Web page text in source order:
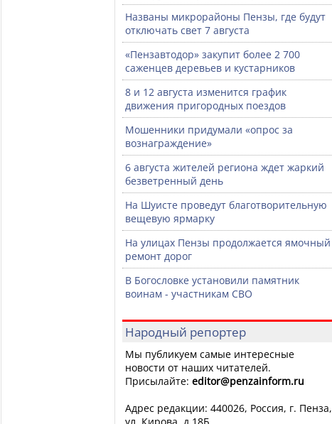
Названы микрорайоны Пензы, где будут
отключать свет 7 августа
«Пензавтодор» закупит более 2 700
саженцев деревьев и кустарников
8 и 12 августа изменится график
движения пригородных поездов
Мошенники придумали «опрос за
вознаграждение»
6 августа жителей региона ждет жаркий
безветренный день
На Шуисте проведут благотворительную
вещевую ярмарку
На улицах Пензы продолжается ямочный
ремонт дорог
В Богословке установили памятник
воинам - участникам СВО
Народный репортер
Мы публикуем самые интересные
новости от наших читателей.
Присылайте: editor@penzainform.ru
Адрес редакции: 440026, Россия, г. Пенза,